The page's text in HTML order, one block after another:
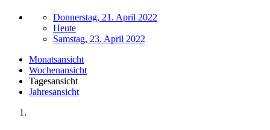
Donnerstag, 21. April 2022
Heute
Samstag, 23. April 2022
Monatsansicht
Wochenansicht
Tagesansicht
Jahresansicht